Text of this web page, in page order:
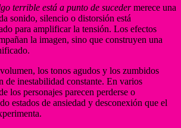
terrible está a punto de sucedermerece una
sonido, silencio o distorsión está
para amplificar la tensión. Los efectos
la imagen, sino que construyen una
los tonos agudos y los zumbidos
de inestabilidad constante. En varios
los personajes parecen perderse o
estados de ansiedad y desconexión que el